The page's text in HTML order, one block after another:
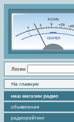
Логин
На главную
наш магазин радио
объявления
радиорейтинг